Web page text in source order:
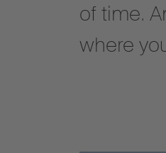
of time.
where